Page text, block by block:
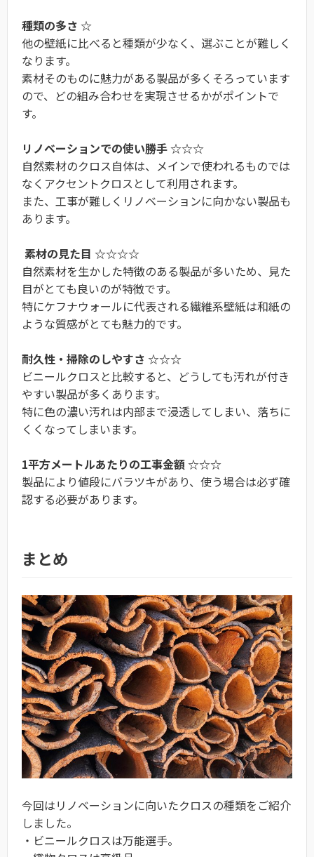
種類の多さ ☆
他の壁紙に比べると種類が少なく、選ぶことが難しく
なります。
素材そのものに魅力がある製品が多くそろっています
ので、どの組み合わせを実現させるかがポイントで
す。
リノベーションでの使い勝手 ☆☆☆
自然素材のクロス自体は、メインで使われるものでは
なくアクセントクロスとして利用されます。
また、工事が難しくリノベーションに向かない製品も
あります。
素材の見た目 ☆☆☆☆
自然素材を生かした特徴のある製品が多いため、見た
目がとても良いのが特徴です。
特にケフナウォールに代表される繊維系壁紙は和紙の
ような質感がとても魅力的です。
耐久性・掃除のしやすさ ☆☆☆
ビニールクロスと比較すると、どうしても汚れが付き
やすい製品が多くあります。
特に色の濃い汚れは内部まで浸透してしまい、落ちに
くくなってしまいます。
1平方メートルあたりの工事金額 ☆☆☆
製品により値段にバラツキがあり、使う場合は必ず確
認する必要があります。
まとめ
今回はリノベーションに向いたクロスの種類をご紹介
しました。
・ビニールクロスは万能選手。